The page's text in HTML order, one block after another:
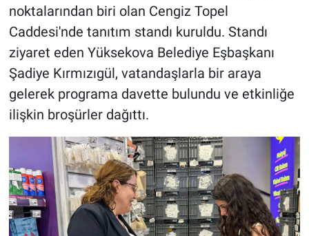
noktalarından biri olan Cengiz Topel
Caddesi'nde tanıtım standı kuruldu. Standı
ziyaret eden Yüksekova Belediye Eşbaşkanı
Şadiye Kırmızıgül, vatandaşlarla bir araya
gelerek programa davette bulundu ve etkinliğe
ilişkin broşürler dağıttı.